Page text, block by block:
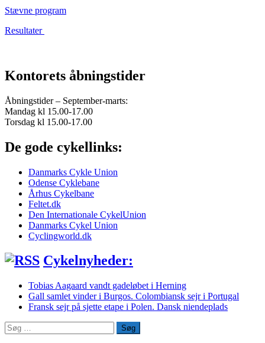
Stævne program
Resultater
Kontorets åbningstider
Åbningstider – September-marts:
Mandag kl 15.00-17.00
Torsdag kl 15.00-17.00
De gode cykellinks:
Danmarks Cykle Union
Odense Cyklebane
Århus Cykelbane
Feltet.dk
Den Internationale CykelUnion
Danmarks Cykel Union
Cyclingworld.dk
Cykelnyheder:
Tobias Aagaard vandt gadeløbet i Herning
Gall samlet vinder i Burgos. Colombiansk sejr i Portugal
Fransk sejr på sjette etape i Polen. Dansk niendeplads
Søg
efter: